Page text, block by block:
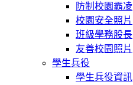
防制校園霸凌
校園安全照片
班級學務股長
友善校園照片
學生兵役
學生兵役資訊